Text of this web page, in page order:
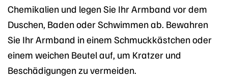
Chemikalien und legen Sie Ihr Armband vor dem
Duschen, Baden oder Schwimmen ab. Bewahren
Sie Ihr Armband in einem Schmuckkästchen oder
einem weichen Beutel auf, um Kratzer und
Beschädigungen zu vermeiden.